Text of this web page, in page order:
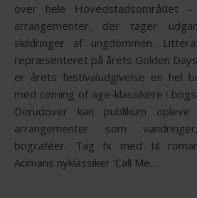
over hele Hovedstadsområdet
arrangementer, der tager
skildringer af ungdommen.
repræsenteret på årets Golden
er årets festivaludgivelse en hel
med coming of age-klassikere i
Derudover kan publikum
arrangementer som
bogcaféer. Tag fx med til
Acimans nyklassiker ‘Call Me…